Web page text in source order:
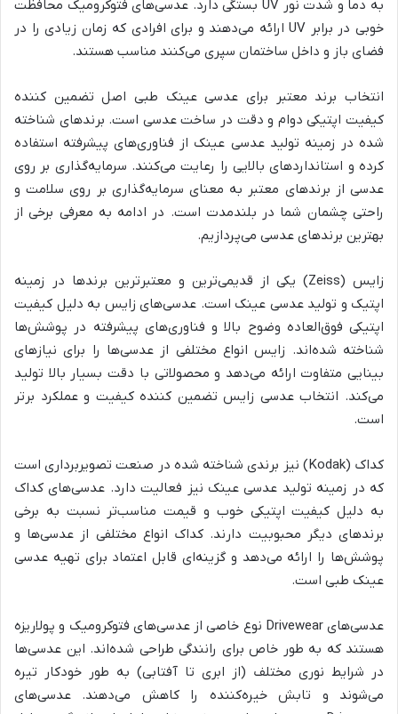
به دما و شدت نور UV بستگی دارد. عدسی‌های فتوکرومیک محافظت
خوبی در برابر UV ارائه می‌دهند و برای افرادی که زمان زیادی را در
فضای باز و داخل ساختمان سپری می‌کنند مناسب هستند.
انتخاب برند معتبر برای عدسی عینک طبی اصل تضمین کننده
کیفیت اپتیکی دوام و دقت در ساخت عدسی است. برندهای شناخته
شده در زمینه تولید عدسی عینک از فناوری‌های پیشرفته استفاده
کرده و استانداردهای بالایی را رعایت می‌کنند. سرمایه‌گذاری بر روی
عدسی از برندهای معتبر به معنای سرمایه‌گذاری بر روی سلامت و
راحتی چشمان شما در بلندمدت است. در ادامه به معرفی برخی از
بهترین برندهای عدسی می‌پردازیم.
زایس (Zeiss) یکی از قدیمی‌ترین و معتبرترین برندها در زمینه
اپتیک و تولید عدسی عینک است. عدسی‌های زایس به دلیل کیفیت
اپتیکی فوق‌العاده وضوح بالا و فناوری‌های پیشرفته در پوشش‌ها
شناخته شده‌اند. زایس انواع مختلفی از عدسی‌ها را برای نیازهای
بینایی متفاوت ارائه می‌دهد و محصولاتی با دقت بسیار بالا تولید
می‌کند. انتخاب عدسی زایس تضمین کننده کیفیت و عملکرد برتر
است.
کداک (Kodak) نیز برندی شناخته شده در صنعت تصویربرداری است
که در زمینه تولید عدسی عینک نیز فعالیت دارد. عدسی‌های کداک
به دلیل کیفیت اپتیکی خوب و قیمت مناسب‌تر نسبت به برخی
برندهای دیگر محبوبیت دارند. کداک انواع مختلفی از عدسی‌ها و
پوشش‌ها را ارائه می‌دهد و گزینه‌ای قابل اعتماد برای تهیه عدسی
عینک طبی است.
عدسی‌های Drivewear نوع خاصی از عدسی‌های فتوکرومیک و پولاریزه
هستند که به طور خاص برای رانندگی طراحی شده‌اند. این عدسی‌ها
در شرایط نوری مختلف (از ابری تا آفتابی) به طور خودکار تیره
می‌شوند و تابش خیره‌کننده را کاهش می‌دهند. عدسی‌های